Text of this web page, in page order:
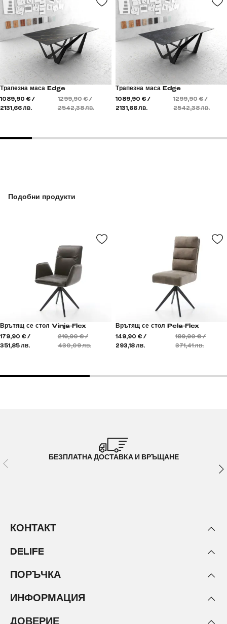
Подобни продукти
Врътящ се стол Vinja-Flex
179,90 € /
351,85 лв.
219,90 € /
430,09 лв.
Врътящ се стол Pela-Flex
149,90 € /
293,18 лв.
189,90 € /
371,41 лв.
Трапезна маса Edge
1089,90 € /
2131,66 лв.
1299,90 € /
2542,38 лв.
Трапезна маса Edge
1089,90 € /
2131,66 лв.
1299,90 € /
2542,38 лв.
БЕЗПЛАТНА ДОСТАВКА И ВРЪЩАНЕ
КОНТАКТ
DELIFE
ПОРЪЧКА
ИНФОРМАЦИЯ
ДОВЕРИЕ